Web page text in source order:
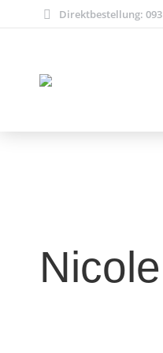
Direktbestellung: